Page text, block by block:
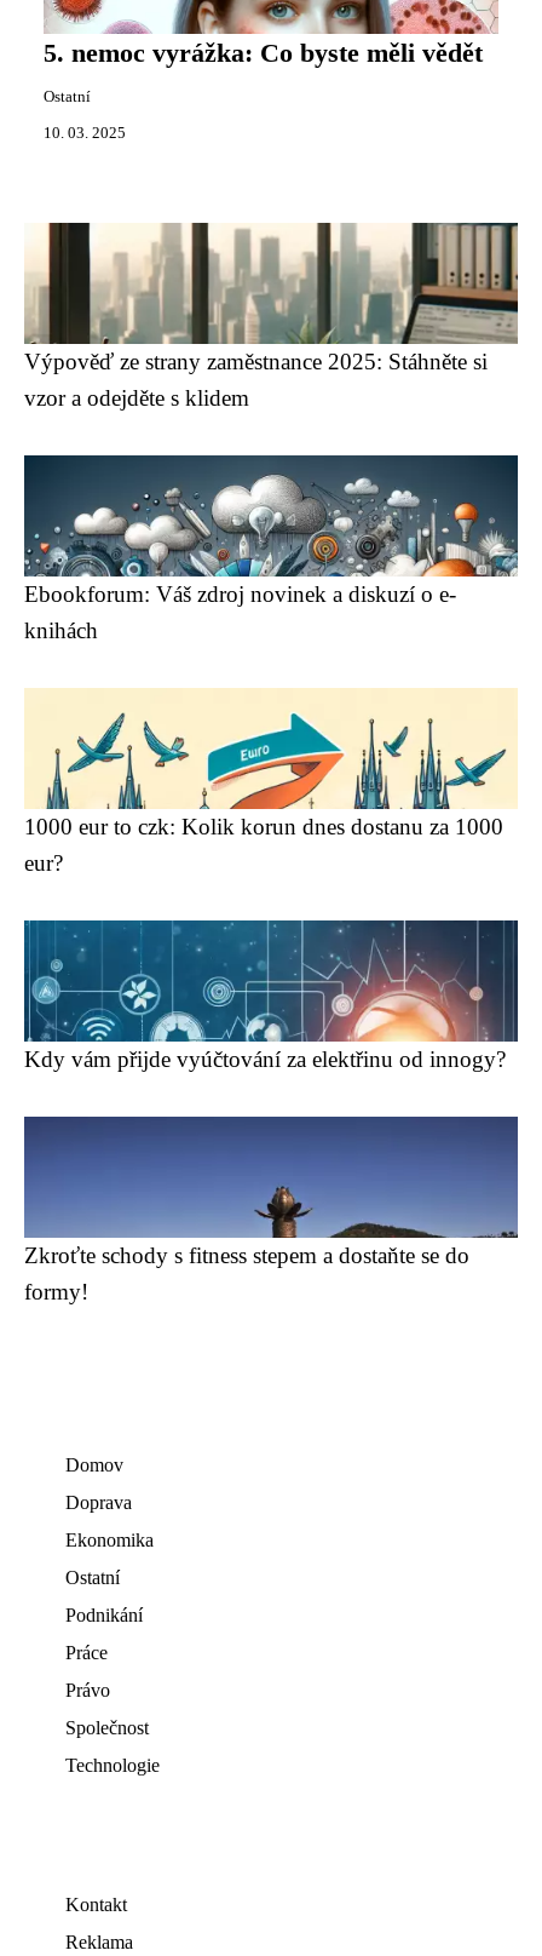
5. nemoc vyrážka: Co byste měli vědět
Ostatní
10. 03. 2025
Výpověď ze strany zaměstnance 2025: Stáhněte si
vzor a odejděte s klidem
Ebookforum: Váš zdroj novinek a diskuzí o e-
knihách
1000 eur to czk: Kolik korun dnes dostanu za 1000
eur?
Kdy vám přijde vyúčtování za elektřinu od innogy?
Zkroťte schody s fitness stepem a dostaňte se do
formy!
Domov
Doprava
Ekonomika
Ostatní
Podnikání
Práce
Právo
Společnost
Technologie
Kontakt
Reklama